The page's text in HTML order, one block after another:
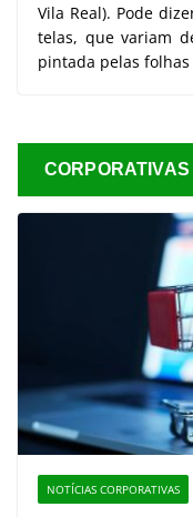
Vila Real). Pode
telas, que variam
pintada pelas
CORPORATIVAS
NOTÍCIAS CORPORATIVAS